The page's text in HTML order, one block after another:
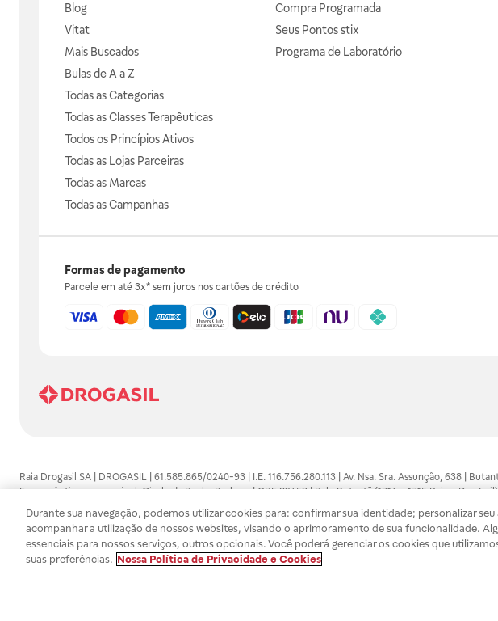
Blog
Vitat
Mais Buscados
Bulas de A a Z
Todas as Categorias
Todas as Classes Terapêuticas
Todos os Princípios Ativos
Todas as Lojas Parceiras
Todas as Marcas
Todas as Campanhas
Compra Programada
Seus Pontos stix
Programa de Laboratório
Formas de pagamento
Parcele em até 3x* sem juros nos cartões de crédito
Raia Drogasil SA | DROGASIL | 61.585.865/0240-93 | I.E. 116.756.280.113 | Av. Nsa. Sra. Assunção, 638 |
Farmacêutico responsável: Gisele da Penha Barbosa | CRF 89453 | Polo Butantã (1714 e 1715 Raia e
automedicação e não substituem, em hipótese alguma, as orientações dadas pelo profissional da área
persistirem os sintomas, um médico deverá ser consultado. Os preços e promoções divulgados no site
SA trabalha com as tecnologias mais avançadas de proteção de dados, para que você possa realizar suas
efetuados estão sujeitos à confirmação da disponibilidade de produto em nosso estoque.
Durante sua navegação, podemos utilizar cookies para: confirmar sua identidade; personalizar seu
acompanhar a utilização de nossos websites, visando o aprimoramento de sua funcionalidade.
essenciais para nossos serviços, outros opcionais. Você poderá gerenciar os cookies que
suas preferências. Nossa Política de Privacidade e Cookies